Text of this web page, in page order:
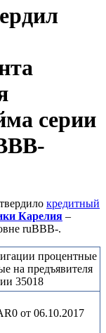
серии
кредитный
Карелия –
ruВВB-.
процентные
на предъявителя
35018
от 06.10.2017